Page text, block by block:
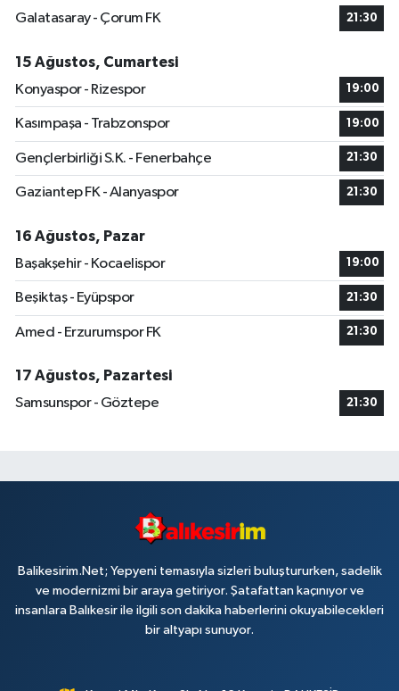
Galatasaray - Çorum FK
21:30
15 Ağustos, Cumartesi
Konyaspor - Rizespor
19:00
Kasımpaşa - Trabzonspor 19:00
Gençlerbirliği S.K. - Fenerbahçe 21:30
Gaziantep FK - Alanyaspor 21:30
16 Ağustos, Pazar
Başakşehir - Kocaelispor
19:00
Beşiktaş - Eyüpspor 21:30
Amed - Erzurumspor FK 21:30
17 Ağustos, Pazartesi
Samsunspor - Göztepe
21:30
Balikesirim.Net; Yepyeni temasıyla sizleri buluştururken, sadelik
ve modernizmi bir araya getiriyor. Şatafattan kaçınıyor ve
insanlara Balıkesir ile ilgili son dakika haberlerini okuyabilecekleri
bir altyapı sunuyor.